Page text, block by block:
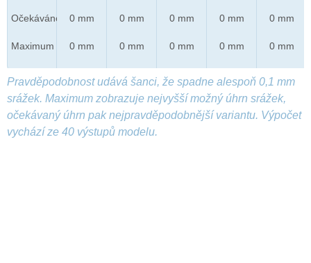
Očekáváno
Maximum
0 mm
0 mm
0 mm
0 mm
0 mm
0 mm
0 mm
0 mm
0 mm
0 mm
Pravděpodobnost udává šanci, že spadne alespoň 0,1 mm
srážek. Maximum zobrazuje nejvyšší možný úhrn srážek,
očekávaný úhrn pak nejpravděpodobnější variantu. Výpočet
vychází ze 40 výstupů modelu.